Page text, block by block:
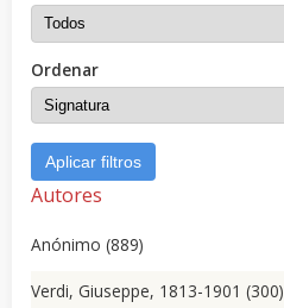
Ordenar
Aplicar filtros
Autores
Anónimo (889)
Verdi, Giuseppe, 1813-1901 (300)